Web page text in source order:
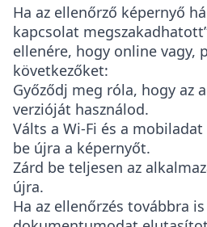
Ha az ellenőrző képernyő
kapcsolat
ellenére, hogy online vagy,
következőket:
Győződj meg róla, hogy az
verzióját használod.
Válts a Wi-Fi és a
be újra a képernyőt.
Zárd be teljesen az
újra.
Ha az ellenőrzés továbbra